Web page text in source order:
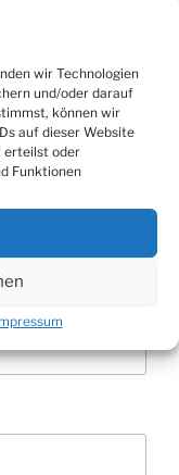
wir Technologien
und/oder darauf
können wir
auf dieser Website
erteilst oder
Funktionen